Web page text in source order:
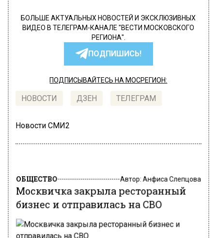
БОЛЬШЕ АКТУАЛЬНЫХ НОВОСТЕЙ И ЭКСКЛЮЗИВНЫХ
ВИДЕО В ТЕЛЕГРАМ-КАНАЛЕ "ВЕСТИ МОСКОВСКОГО
РЕГИОНА".
ПОДПИШИСЬ!
ПОДПИСЫВАЙТЕСЬ НА МОСРЕГИОН:
НОВОСТИ ДЗЕН ТЕЛЕГРАМ
Новости СМИ2
ОБЩЕСТВО Автор: Анфиса Слепцова
Москвичка закрыла ресторанный
бизнес и отправилась на СВО